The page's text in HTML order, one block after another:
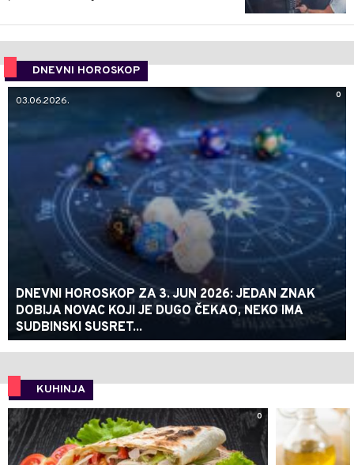
DNEVNI HOROSKOP
0
03.06.2026.
DNEVNI HOROSKOP ZA 3. JUN 2026: JEDAN ZNAK
DOBIJA NOVAC KOJI JE DUGO ČEKAO, NEKO IMA
SUDBINSKI SUSRET...
KUHINJA
0